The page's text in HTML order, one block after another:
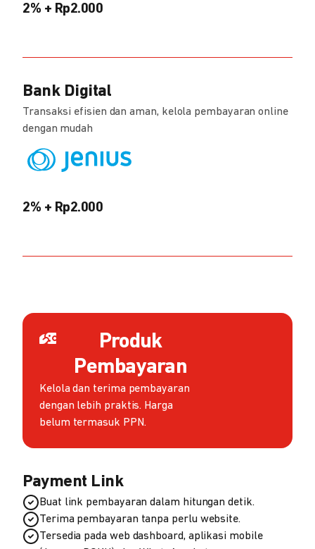
2% + Rp2.000
Bank Digital
Transaksi efisien dan aman, kelola pembayaran online
dengan mudah
2% + Rp2.000
Produk
Pembayaran
Kelola dan terima pembayaran
dengan lebih praktis. Harga
belum termasuk PPN.
Payment Link
Buat link pembayaran dalam hitungan detik.
Terima pembayaran tanpa perlu website.
Tersedia pada web dashboard, aplikasi mobile